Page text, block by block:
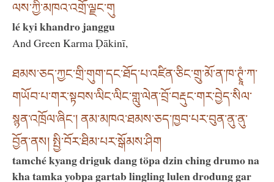
ལས་ཀྱི་མཁའ་འགྲོ་ལྗང་གུ
lé kyi khandro janggu
And Green Karma Ḍākinī,
ཐམས་ཅད་ཀྱང་གྲི་གུག་དང་ཐོད་པ་འཛིན་ཅིང་གྲུ་མོ་ན་ཁ་ཊྭཱཾ་ཀ་
གཡོབ་པ་གར་སྟབས་ལིང་ལིང་གླུ་ལེན་བྲོ་བརྡུང་གར་བྱེད་སིལ་
སྙན་འཁྲོལ་ཞིང༌། ནམ་མཁའ་ཐམས་ཅད་ཁྱབ་པར་བུན་ནུ་ནུ་
བྱོན་ནས། སྤྱི་བོར་ཐིམ་པར་སྒོམས་ཤིག
tamché kyang driguk dang töpa dzin ching drumo na
kha tamka yobpa gartab lingling lulen drodung gar